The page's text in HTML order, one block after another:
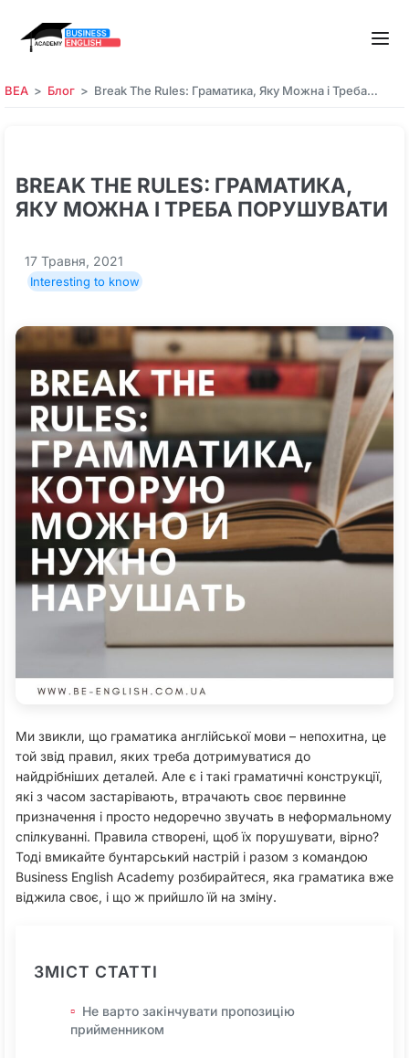
BEA Блог Break The Rules: Граматика, Яку Можна і Треба…
BREAK THE RULES: ГРАМАТИКА,
ЯКУ МОЖНА І ТРЕБА ПОРУШУВАТИ
17 Травня, 2021
Interesting to know
Ми звикли, що граматика англійської мови – непохитна, це
той звід правил, яких треба дотримуватися до
найдрібніших деталей. Але є і такі граматичні конструкції,
які з часом застарівають, втрачають своє первинне
призначення і просто недоречно звучать в неформальному
спілкуванні. Правила створені, щоб їх порушувати, вірно?
Тоді вмикайте бунтарський настрій і разом з командою
Business English Academy розбирайтеся, яка граматика вже
віджила своє, і що ж прийшло їй на зміну.
ЗМІСТ СТАТТІ
Не варто закінчувати пропозицію
прийменником